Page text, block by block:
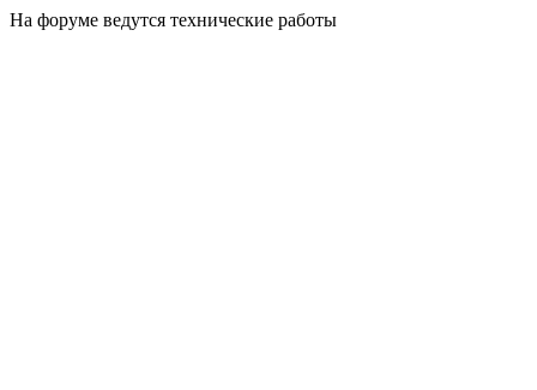
На форуме ведутся технические работы